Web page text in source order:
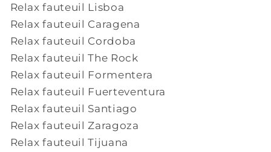
Relax fauteuil Lisboa
Relax fauteuil Caragena
Relax fauteuil Cordoba
Relax fauteuil The Rock
Relax fauteuil Formentera
Relax fauteuil Fuerteventura
Relax fauteuil Santiago
Relax fauteuil Zaragoza
Relax fauteuil Tijuana